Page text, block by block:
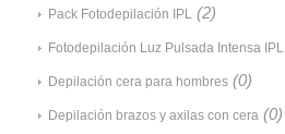
Pack Fotodepilación IPL (2)
Fotodepilación Luz Pulsada Intensa IPL
Depilación cera para hombres (0)
Depilación brazos y axilas con cera (0)